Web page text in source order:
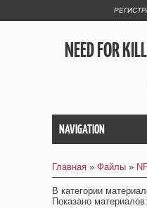
NEED FOR
NAVIGATION
Главная » Файлы »
В категории
Показано материалов: